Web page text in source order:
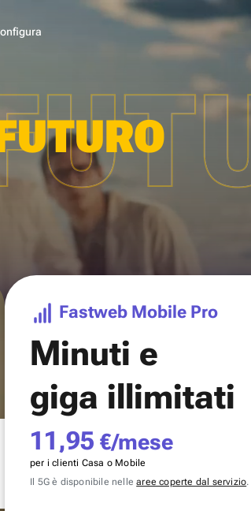
Fastweb Mobile Pro
Minuti e
giga illimitati
11,95 €/mese
per i clienti Casa o Mobile
Il 5G è disponibile nellearee coperte dal servizio.